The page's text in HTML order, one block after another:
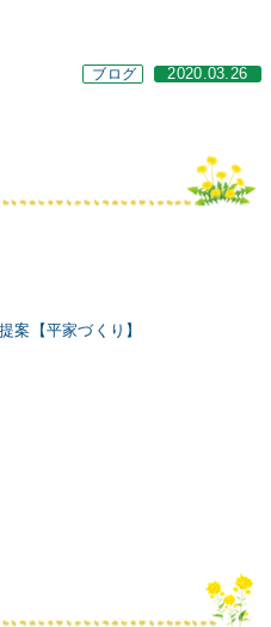
ブログ 2020.03.26
案【平家づくり】